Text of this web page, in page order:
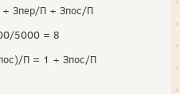
Зпер/П + Зпос/П
5000 = 8
П = 1 + Зпос/П